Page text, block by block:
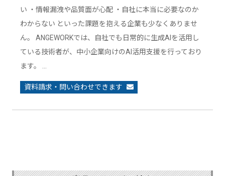
い ・情報漏洩や品質面が心配 ・自社に本当に必要なのか
わからない といった課題を抱える企業も少なくありませ
ん。 ANGEWORKでは、自社でも日常的に生成AIを活用し
ている技術者が、中小企業向けのAI活用支援を行っており
ます。 …
資料請求・問い合わせできます